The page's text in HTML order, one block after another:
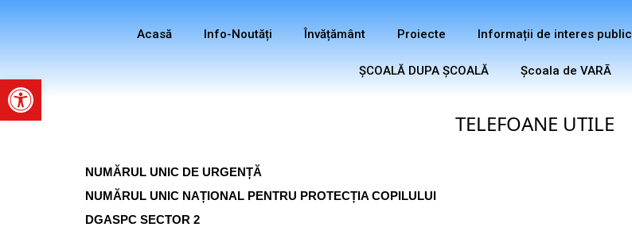
Deschide bara de unelte
Acasă Info-Noutăți Învățământ Proiecte Informații de interes public
ŞCOALĂ DUPA ȘCOALĂ Şcoala de VARĀ
TELEFOANE UTILE
NUMĂRUL UNIC DE URGENȚĂ
NUMĂRUL UNIC NAȚIONAL PENTRU PROTECȚIA COPILULUI
DGASPC SECTOR 2